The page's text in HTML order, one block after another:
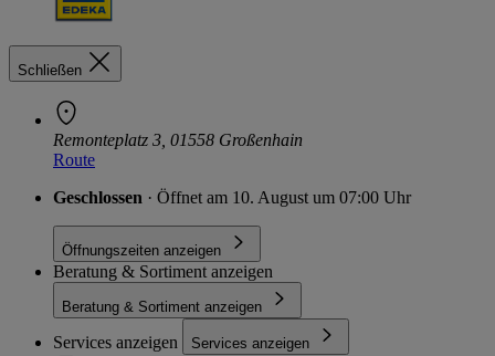
Schließen
Remonteplatz 3, 01558 Großenhain
Route
Geschlossen · Öffnet am 10. August um 07:00 Uhr
Öffnungszeiten anzeigen
Beratung & Sortiment anzeigen
Beratung & Sortiment anzeigen
Services anzeigen Services anzeigen